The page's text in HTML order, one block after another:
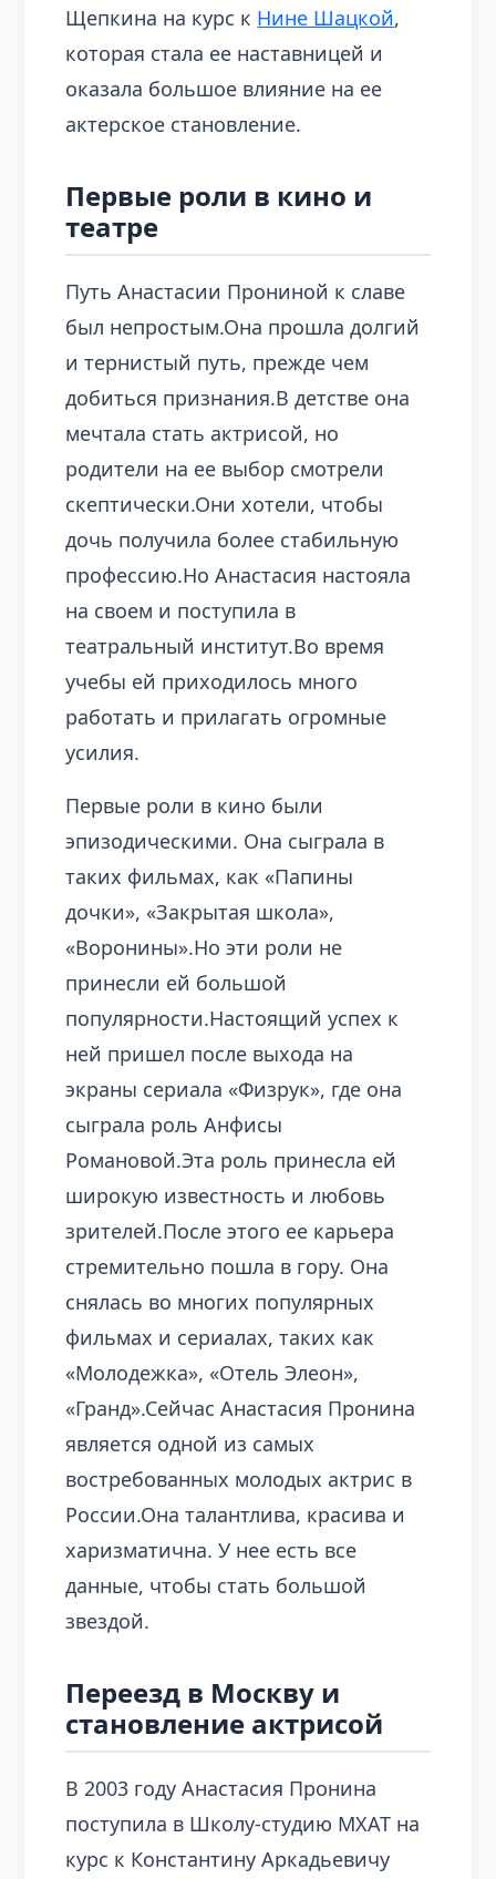
Щепкина на курс к Нине Шацкой,
которая стала ее наставницей и
оказала большое влияние на ее
актерское становление.
Первые роли в кино и
театре
Путь Анастасии Прониной к славе
был непростым.Она прошла долгий
и тернистый путь, прежде чем
добиться признания.В детстве она
мечтала стать актрисой, но
родители на ее выбор смотрели
скептически.Они хотели, чтобы
дочь получила более стабильную
профессию.Но Анастасия настояла
на своем и поступила в
театральный институт.Во время
учебы ей приходилось много
работать и прилагать огромные
усилия.
Первые роли в кино были
эпизодическими. Она сыграла в
таких фильмах, как «Папины
дочки», «Закрытая школа»,
«Воронины».Но эти роли не
принесли ей большой
популярности.Настоящий успех к
ней пришел после выхода на
экраны сериала «Физрук», где она
сыграла роль Анфисы
Романовой.Эта роль принесла ей
широкую известность и любовь
зрителей.После этого ее карьера
стремительно пошла в гору. Она
снялась во многих популярных
фильмах и сериалах, таких как
«Молодежка», «Отель Элеон»,
«Гранд».Сейчас Анастасия Пронина
является одной из самых
востребованных молодых актрис в
России.Она талантлива, красива и
харизматична. У нее есть все
данные, чтобы стать большой
звездой.
Переезд в Москву и
становление актрисой
В 2003 году Анастасия Пронина
поступила в Школу-студию МХАТ на
курс к Константину Аркадьевичу